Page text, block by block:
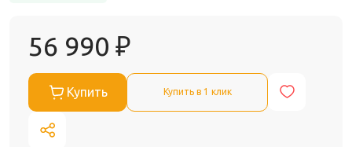
56 990 ₽
Купить Купить в 1 клик